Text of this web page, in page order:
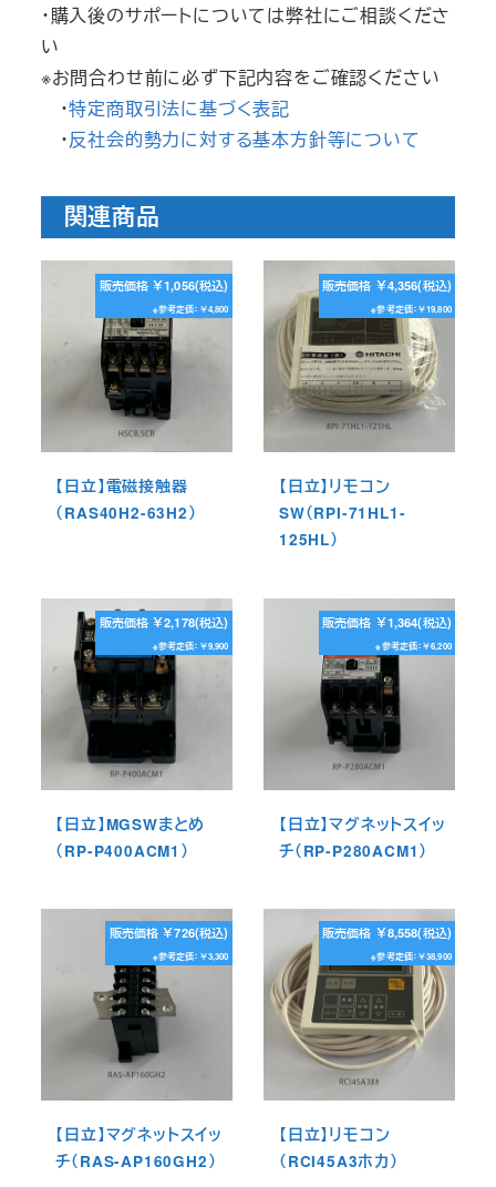
・購入後のサポートについては弊社にご相談くださ
い
※お問合わせ前に必ず下記内容をご確認ください
・特定商取引法に基づく表記
・反社会的勢力に対する基本方針等について
関連商品
販売価格 ￥1,056(税込)
※参考定価：￥4,800
【日立】電磁接触器
（RAS40H2-63H2）
販売価格 ￥4,356(税込)
※参考定価：￥19,800
【日立】リモコン
SW（RPI-71HL1-
125HL）
販売価格 ￥2,178(税込)
※参考定価：￥9,900
【日立】MGSWまとめ
（RP-P400ACM1）
販売価格 ￥1,364(税込)
※参考定価：￥6,200
【日立】マグネットスイッ
チ（RP-P280ACM1）
販売価格 ￥726(税込)
※参考定価：￥3,300
【日立】マグネットスイッ
チ（RAS-AP160GH2）
販売価格 ￥8,558(税込)
※参考定価：￥38,900
【日立】リモコン
（RCI45A3ホカ）